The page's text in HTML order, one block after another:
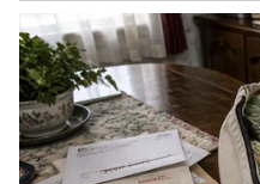
ಖಾಸಗೀಕರಣಕ್ಕೆ ನೌಕರರು ಗರಂ
3
6